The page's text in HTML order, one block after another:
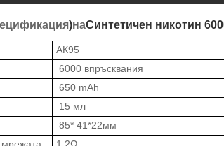
)наСинтетичен никотин
АК95
6000 впръсквания
650 mAh
15 мл
85* 41*22мм